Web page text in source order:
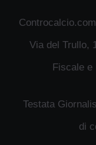
Via del Trullo,
Fiscale e
Testata
di